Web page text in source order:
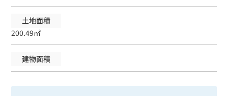
土地面積
200.49㎡
建物面積